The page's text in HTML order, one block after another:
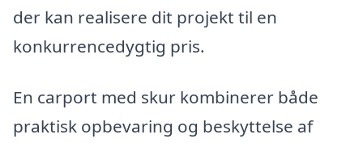
der kan realisere dit projekt til en
konkurrencedygtig pris.
En carport med skur kombinerer både
praktisk opbevaring og beskyttelse af